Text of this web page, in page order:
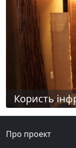
Користь
Про проект